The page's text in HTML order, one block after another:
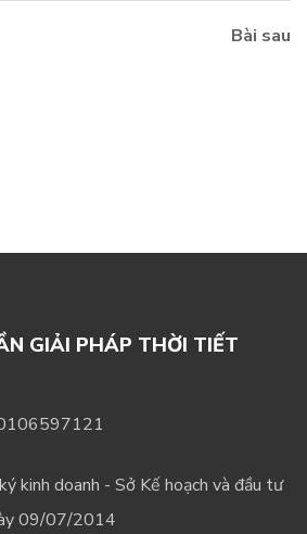
Bài sau
GIẢI PHÁP THỜI TIẾT
kinh doanh - Sở Kế hoạch và đầu tư
09/07/2014